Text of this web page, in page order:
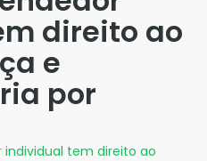
direito ao
e
por
tem direito ao